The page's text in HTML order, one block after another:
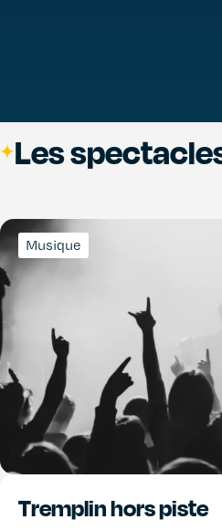
Les
Musique
Tremplin hors piste